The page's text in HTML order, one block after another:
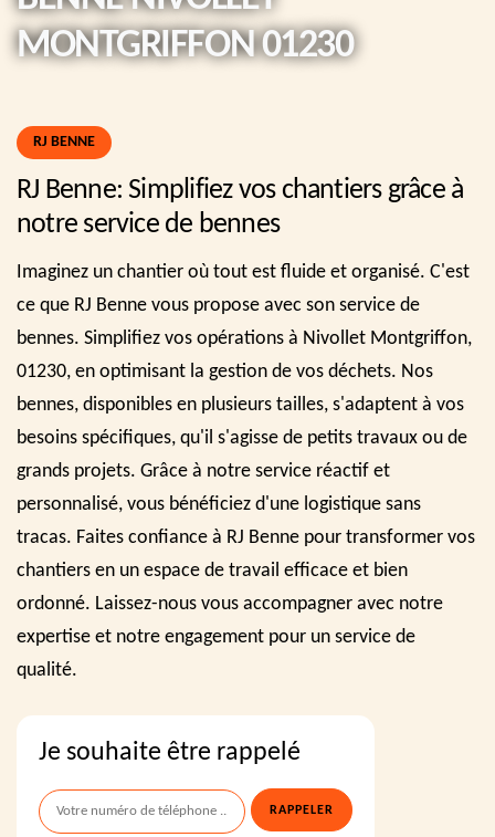
MONTGRIFFON 01230
RJ BENNE
RJ Benne: Simplifiez vos chantiers grâce à
notre service de bennes
Imaginez un chantier où tout est fluide et organisé. C'est
ce que RJ Benne vous propose avec son service de
bennes. Simplifiez vos opérations à Nivollet Montgriffon,
01230, en optimisant la gestion de vos déchets. Nos
bennes, disponibles en plusieurs tailles, s'adaptent à vos
besoins spécifiques, qu'il s'agisse de petits travaux ou de
grands projets. Grâce à notre service réactif et
personnalisé, vous bénéficiez d'une logistique sans
tracas. Faites confiance à RJ Benne pour transformer vos
chantiers en un espace de travail efficace et bien
ordonné. Laissez-nous vous accompagner avec notre
expertise et notre engagement pour un service de
qualité.
Je souhaite être rappelé